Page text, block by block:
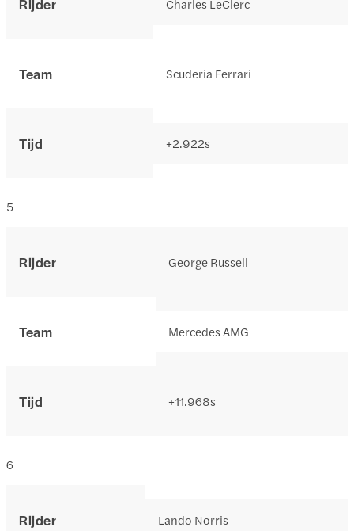
Rijder
Team
Tijd
Charles LeClerc
Scuderia Ferrari
+2.922s
Rijder
Team
Tijd
5
George Russell
Mercedes AMG
+11.968s
Rijder
6
Lando Norris